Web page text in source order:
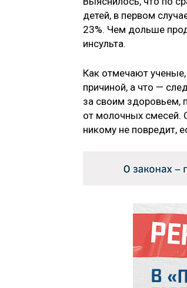
детей, в первом
23%. Чем дольше
инсульта.
Как отмечают
причиной, а что —
за своим здоровьем,
от молочных смесей.
никому не повредит,